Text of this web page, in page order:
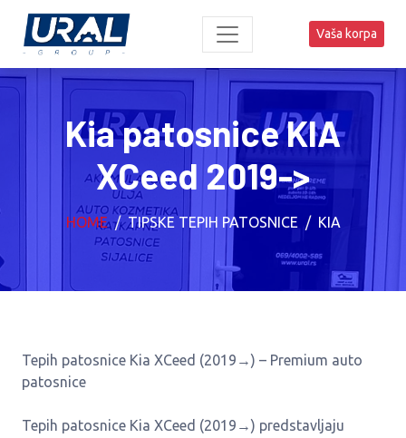
Vaša korpa
Kia patosnice KIA
XCeed 2019->
HOME TIPSKE TEPIH PATOSNICE KIA
Tepih patosnice Kia XCeed (2019→) – Premium auto
patosnice
Tepih patosnice Kia XCeed (2019→) predstavljaju